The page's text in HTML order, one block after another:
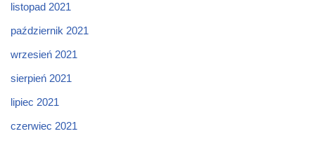
listopad 2021
październik 2021
wrzesień 2021
sierpień 2021
lipiec 2021
czerwiec 2021